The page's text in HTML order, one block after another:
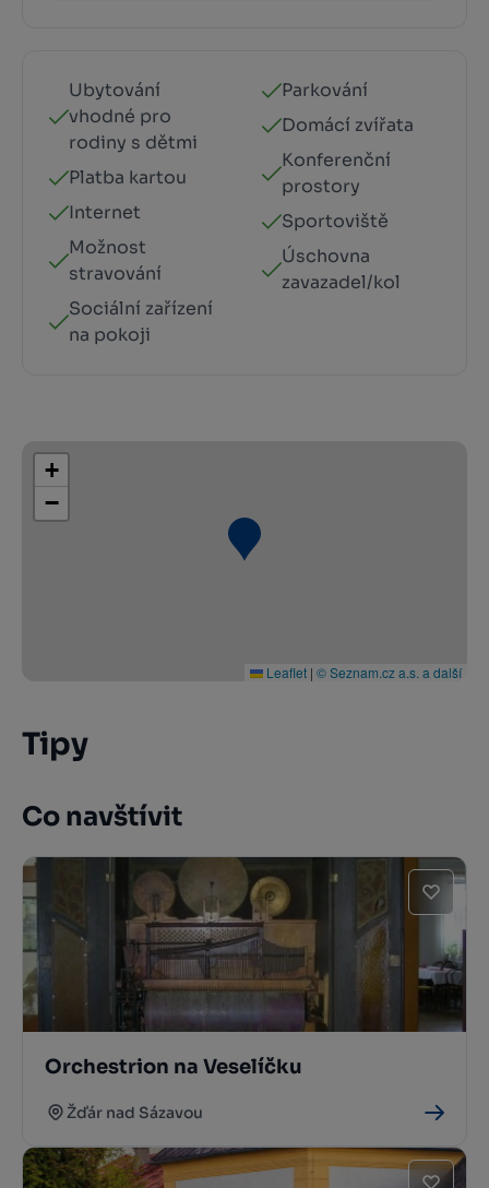
Ubytování
vhodné pro
rodiny s dětmi
Platba kartou
Internet
Možnost
stravování
Sociální zařízení
na pokoji
Parkování
Domácí zvířata
Konferenční
prostory
Sportoviště
Úschovna
zavazadel/kol
+
−
Leaflet | © Seznam.cz a.s. a další
Tipy
Co navštívit
Orchestrion na Veselíčku
Žďár nad Sázavou